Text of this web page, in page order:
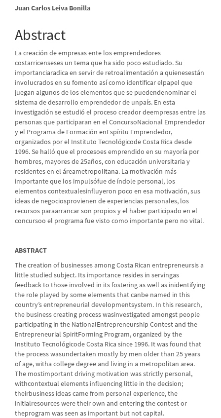
Main
Article
Content
Juan Carlos Leiva Bonilla
Abstract
La creación de empresas ente los emprendedores
costarricenseses un tema que ha sido poco estudiado. Su
importanciaradica en servir de retroalimentación a quienesestán
involucrados en su fomento así como identificar elpapel que
juegan algunos de los elementos que se puedendenominar el
sistema de desarrollo emprendedor de unpaís. En esta
investigación se estudió el proceso creador deempresas entre las
personas que participaran en el ConcursoNacional Emprendedor
y el Programa de Formación enEspíritu Emprendedor,
organizados por el Instituto Tecnológicode Costa Rica desde
1996. Se halló que el procesoes emprendido en su mayoría por
hombres, mayores de 25años, con educación universitaria y
residentes en el áreametropolitana. La motivación más
importante que los impulsófue de índole personal, los
elementos contextualesinfluyeron poco en esa motivación, sus
ideas de negociosprovienen de experiencias personales, los
recursos paraarrancar son propios y el haber participado en el
concursoo el programa fue visto como importante pero no vital.
ABSTRACT
The creation of businesses among Costa Rican entrepreneursis a
little studied subject. Its importance resides in servingas
feedback to those involved in its fostering as well as inidentifying
the role played by some elements that canbe named in this
country’s entrepreneurial developmentsystem. In this research,
the business creating process wasinvestigated amongst people
participating in the NationalEntrepreneurship Contest and the
Entrepreneurial SpiritForming Program, organized by the
Instituto Tecnológicode Costa Rica since 1996. It was found that
the process wasundertaken mostly by men older than 25 years
of age, witha college degree and living in a metropolitan area.
The mostimportant driving motivation was strictly personal,
withcontextual elements influencing little in the decision;
theirbusiness ideas came from personal experience, the
initialresources were their own and entering the contest or
theprogram was seen as important but not capital.